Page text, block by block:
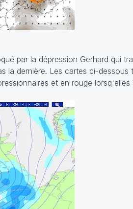
par la dépression Gerhard qui
la dernière. Les cartes ci-
et en rouge